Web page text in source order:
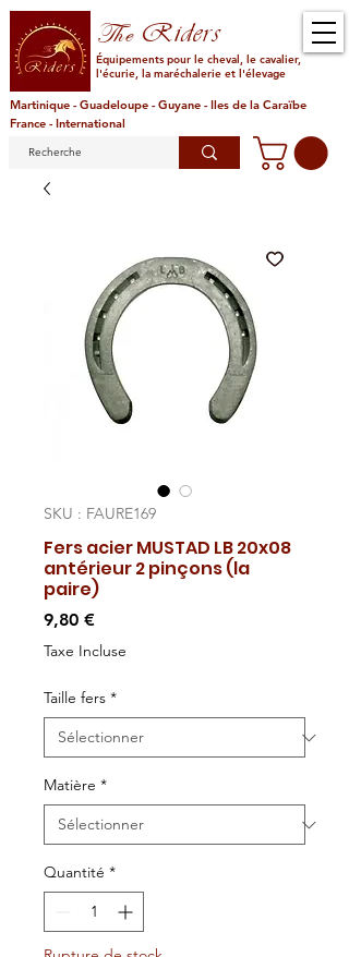
TheRiders
Équipements pour le cheval, le cavalier,
l'écurie, la maréchalerie et l'élevage
Martinique - Guadeloupe - Guyane - Iles de la Caraïbe
France - International
SKU : FAURE169
Fers acier MUSTAD LB 20x08
antérieur 2 pinçons (la
paire)
9,80 €Prix
Taxe Incluse
Taille fers *
Matière *
Quantité *